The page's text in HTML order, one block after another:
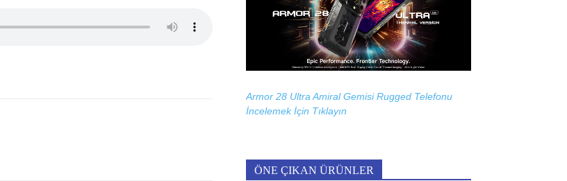
Armor 28 Ultra Amiral Gemisi Rugged Telefonu
İncelemek İçin Tıklayın
ÖNE ÇIKAN ÜRÜNLER